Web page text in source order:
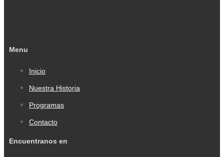
Menu
Inicio
Nuestra Historia
Programas
Contacto
Encuentranos en